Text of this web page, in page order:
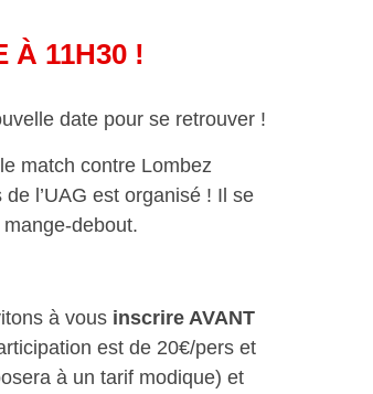
À 11H30 !
date pour se retrouver !
match contre Lombez
l’UAG est organisé ! Il se
debout.
à vous inscrire AVANT
est de 20€/pers et
à un tarif modique) et